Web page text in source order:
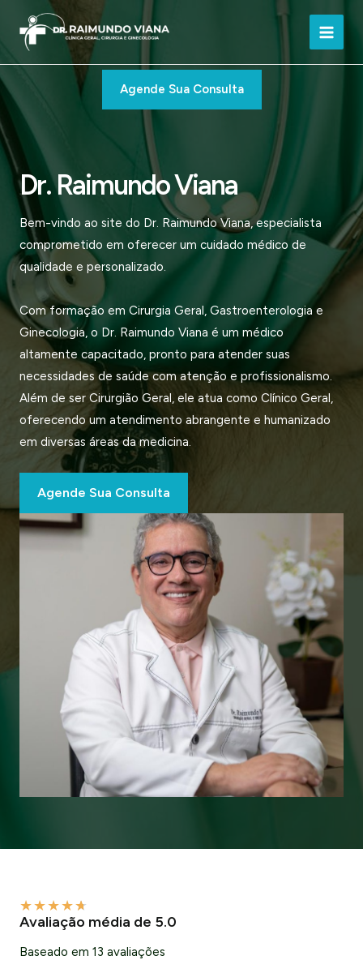
para
conteúdo
Main
Agende Sua Consulta
Dr. Raimundo Viana
Bem-vindo ao site do Dr. Raimundo Viana, especialista
comprometido em oferecer um cuidado médico de
qualidade e personalizado.
Com formação em Cirurgia Geral, Gastroenterologia e
Ginecologia, o Dr. Raimundo Viana é um médico
altamente capacitado, pronto para atender suas
necessidades de saúde com atenção e profissionalismo.
Além de ser Cirurgião Geral, ele atua como Clínico Geral,
oferecendo um atendimento abrangente e humanizado
em diversas áreas da medicina.
Agende Sua Consulta
★★★★★
Avaliação média de 5.0
Baseado em 13 avaliações